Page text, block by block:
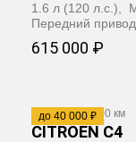
1.6 л (120 л.с.),
Передний привод
615 000 ₽
до 40 000 ₽
2007· 173 000 км
CITROËN C4